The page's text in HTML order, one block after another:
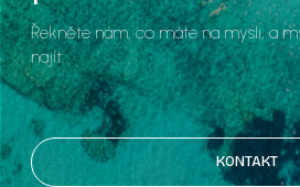
Řekněte nám, co máte na mysli, a
najít.
KONTAKT